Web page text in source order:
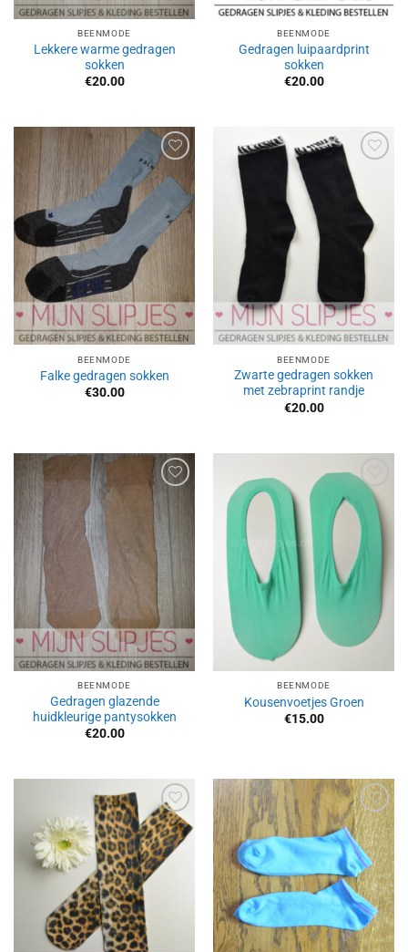
BEENMODE
Lekkere warme gedragen
sokken
€20.00
BEENMODE
Gedragen luipaardprint
sokken
€20.00
Aan
verlanglijst
toevoegen
BEENMODE
Falke gedragen sokken
€30.00
Aan
verlanglijst
toevoegen
BEENMODE
Zwarte gedragen sokken
met zebraprint randje
€20.00
Aan
BEENMODE
Gedragen glazende
huidkleurige pantysokken
€20.00
Aan
verlanglijst
toevoegen
BEENMODE
Kousenvoetjes Groen
€15.00
Aan
verlanglijst
toevoegen
Aan
verlanglijst
toevoegen